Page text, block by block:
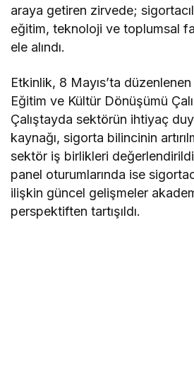
araya getiren zirvede;
eğitim, teknoloji ve toplumsal
ele alındı.
Etkinlik, 8 Mayıs’ta düzenlenen
Eğitim ve Kültür Dönüşümü
Çalıştayda sektörün ihtiyaç
kaynağı, sigorta bilincinin
sektör iş birlikleri
panel oturumlarında ise
ilişkin güncel gelişmeler
perspektiften tartışıldı.